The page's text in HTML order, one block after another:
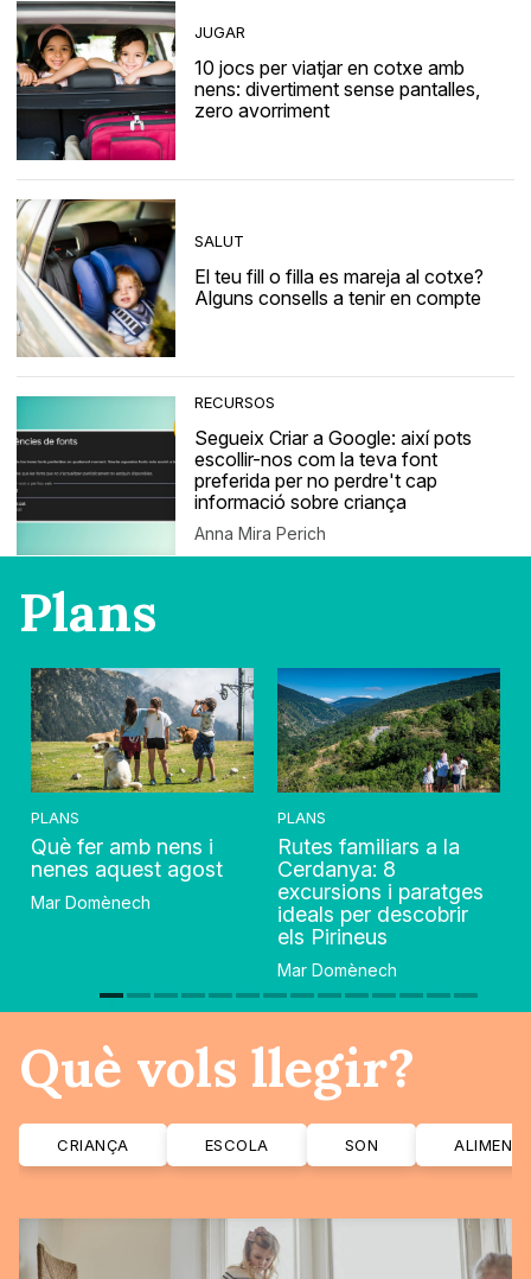
JUGAR
10 jocs per viatjar en cotxe amb
nens: divertiment sense pantalles,
zero avorriment
SALUT
El teu fill o filla es mareja al cotxe?
Alguns consells a tenir en compte
RECURSOS
Segueix Criar a Google: així pots
escollir-nos com la teva font
preferida per no perdre't cap
informació sobre criança
Anna Mira Perich
Plans
PLANS
Què fer amb nens i
nenes aquest agost
Mar Domènech
PLANS
Rutes familiars a la
Cerdanya: 8
excursions i paratges
ideals per descobrir
els Pirineus
Mar Domènech
Què vols llegir?
CRIANÇA ESCOLA SON